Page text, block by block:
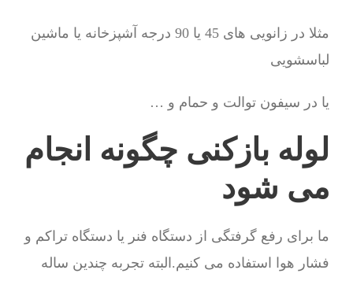
مثلا در زانویی های 45 یا 90 درجه آشپزخانه یا ماشین
لباسشویی
یا در سیفون توالت و حمام و …
لوله بازکنی چگونه انجام
می شود
ما برای رفع گرفتگی از دستگاه فنر یا دستگاه تراکم و
فشار هوا استفاده می کنیم.البته تجربه چندین ساله